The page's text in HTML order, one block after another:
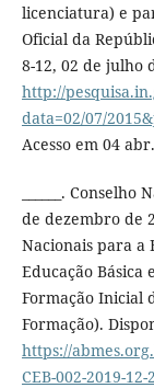
licenciatura) e
Oficial da
8-12, 02 de julho
http://
data=02/07/
Acesso em 04
______.
de dezembro de
Nacionais para a
Educação Básica
Formação Inicial
Formação).
https://
CEB-002-2019-12-